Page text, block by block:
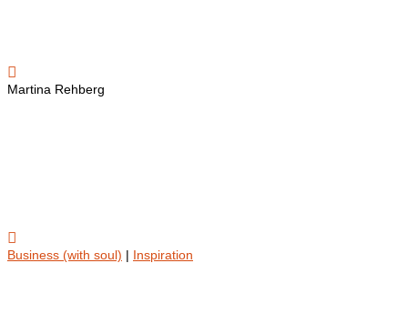

Martina Rehberg

Business (with soul) | Inspiration